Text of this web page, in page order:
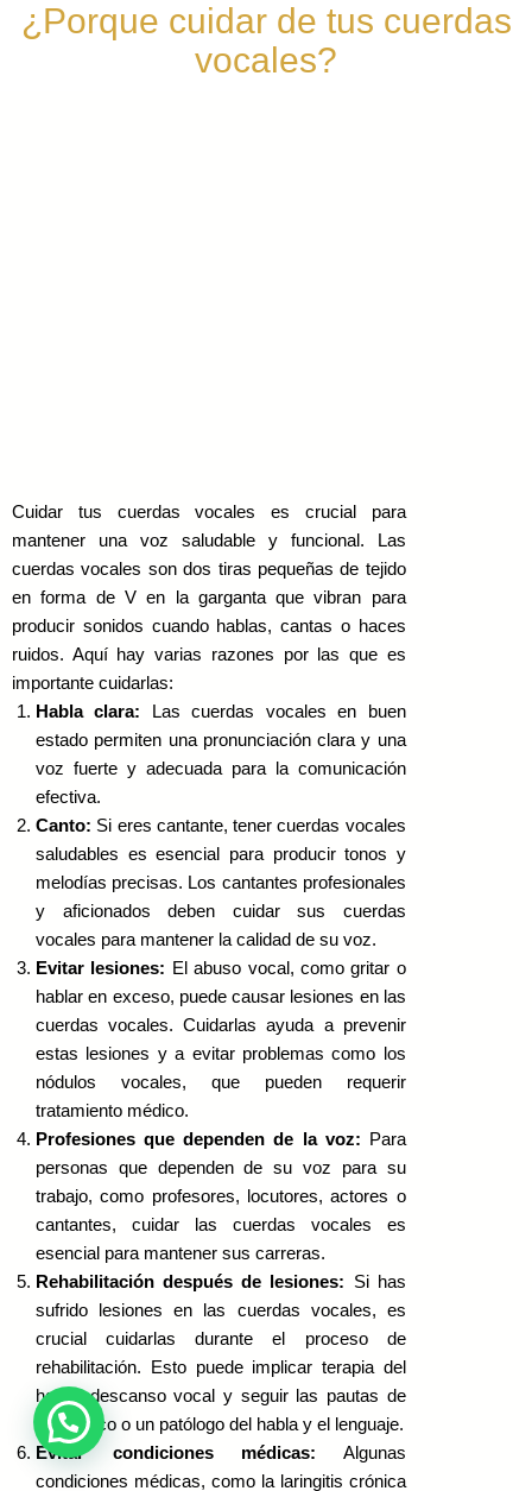
¿Porque cuidar de tus cuerdas
vocales?
Cuidar tus cuerdas vocales es crucial para
mantener una voz saludable y funcional. Las
cuerdas vocales son dos tiras pequeñas de tejido
en forma de V en la garganta que vibran para
producir sonidos cuando hablas, cantas o haces
ruidos. Aquí hay varias razones por las que es
importante cuidarlas:
Habla clara: Las cuerdas vocales en buen
estado permiten una pronunciación clara y una
voz fuerte y adecuada para la comunicación
efectiva.
Canto: Si eres cantante, tener cuerdas vocales
saludables es esencial para producir tonos y
melodías precisas. Los cantantes profesionales
y aficionados deben cuidar sus cuerdas
vocales para mantener la calidad de su voz.
Evitar lesiones: El abuso vocal, como gritar o
hablar en exceso, puede causar lesiones en las
cuerdas vocales. Cuidarlas ayuda a prevenir
estas lesiones y a evitar problemas como los
nódulos vocales, que pueden requerir
tratamiento médico.
Profesiones que dependen de la voz: Para
personas que dependen de su voz para su
trabajo, como profesores, locutores, actores o
cantantes, cuidar las cuerdas vocales es
esencial para mantener sus carreras.
Rehabilitación después de lesiones: Si has
sufrido lesiones en las cuerdas vocales, es
crucial cuidarlas durante el proceso de
rehabilitación. Esto puede implicar terapia del
habla, descanso vocal y seguir las pautas de
un médico o un patólogo del habla y el lenguaje.
Evitar condiciones médicas: Algunas
condiciones médicas, como la laringitis crónica